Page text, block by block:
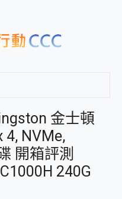
金士頓
4, NVMe,
開箱評測
240G